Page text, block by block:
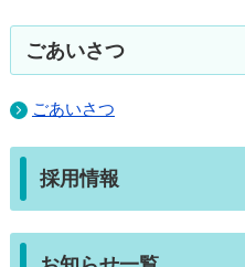
ごあいさつ
ごあいさつ
採用情報